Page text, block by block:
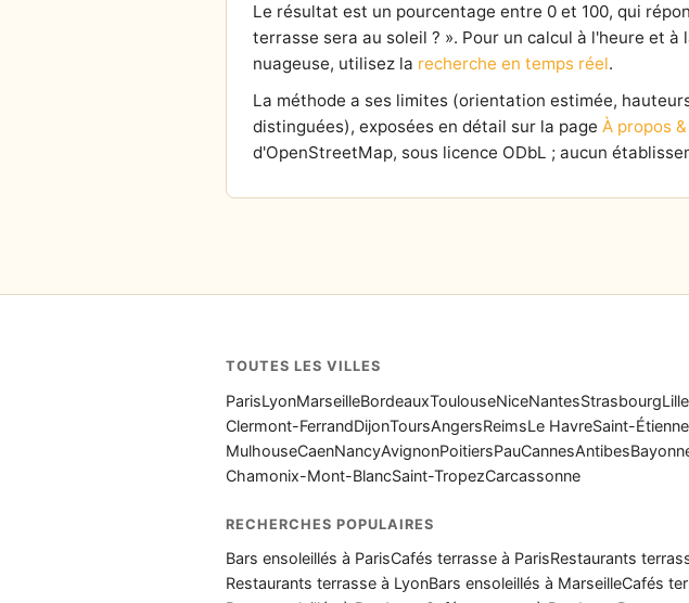
Le résultat est un pourcentage entre 0 et 100, qui
terrasse sera au soleil ? ». Pour un calcul à l'heure et
nuageuse, utilisez la recherche en temps réel.
La méthode a ses limites (orientation estimée,
distinguées), exposées en détail sur la page À propos
d'OpenStreetMap, sous licence ODbL ; aucun
TOUTES LES VILLES
ParisLyonMarseilleBordeauxToulouseNiceNantesStrasbourgLille
Clermont-FerrandDijonToursAngersReimsLe HavreSaint-Étienne
MulhouseCaenNancyAvignonPoitiersPauCannesAntibes
Chamonix-Mont-BlancSaint-TropezCarcassonne
RECHERCHES POPULAIRES
Bars ensoleillés à ParisCafés terrasse à ParisRestaurants
Restaurants terrasse à LyonBars ensoleillés à MarseilleCafés